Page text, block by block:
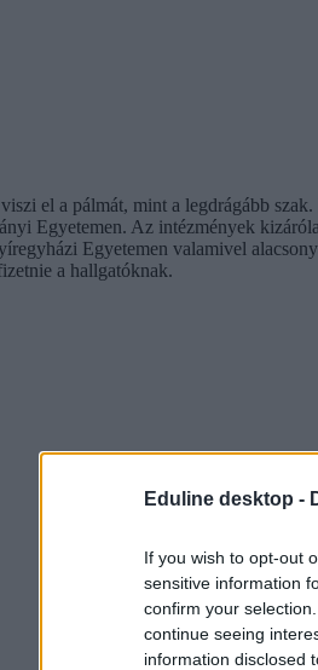
Eduline desktop -
If you wish to opt-out
sensitive information
confirm your
continue seeing
information disclosed
el a pálmát, mint a legdrágább
Egyetemen. Az intézmények
Egyetemen valamivel
a hallgatóknak.